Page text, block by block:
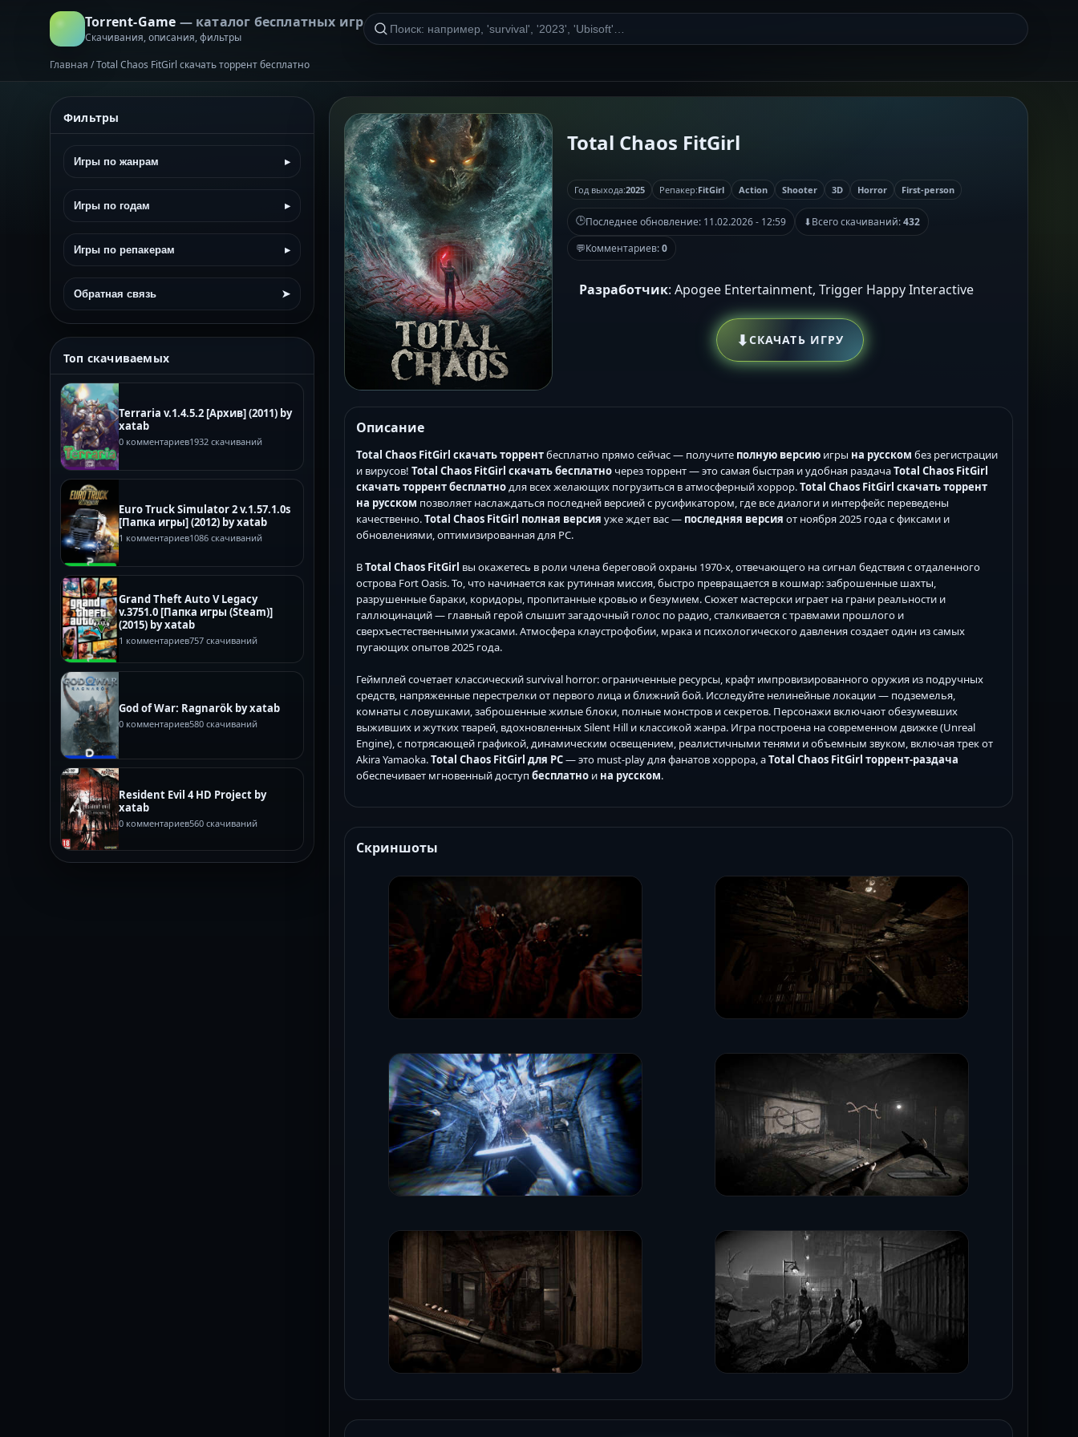
Torrent-Game — каталог бесплатных игр
Скачивания, описания, фильтры
Главная /Total Chaos FitGirl скачать торрент бесплатно
Фильтры
Игры по жанрам ▸
Игры по годам ▸
Игры по репакерам ▸
Обратная связь ➤
Топ скачиваемых
Terraria v.1.4.5.2 [Архив] (2011) by
xatab
0 комментариев1932 скачиваний
Euro Truck Simulator 2 v.1.57.1.0s
[Папка игры] (2012) by xatab
1 комментариев1086 скачиваний
Grand Theft Auto V Legacy
v.3751.0 [Папка игры (Steam)]
(2015) by xatab
1 комментариев757 скачиваний
God of War: Ragnarök by xatab
0 комментариев580 скачиваний
Resident Evil 4 HD Project by
xatab
0 комментариев560 скачиваний
Total Chaos FitGirl
Год выхода:2025 Репакер:FitGirl Action Shooter 3D Horror First-person
🕒Последнее обновление: 11.02.2026 - 12:59 ⬇Всего скачиваний:432
💬Комментариев:0
Разработчик: Apogee Entertainment, Trigger Happy Interactive
⬇СКАЧАТЬ ИГРУ
Описание
Total Chaos FitGirl скачать торрентбесплатно прямо сейчас — получите полную версию игры на русском без регистрации
и вирусов! Total Chaos FitGirl скачать бесплатно через торрент — это самая быстрая и удобная раздачаTotal Chaos FitGirl
скачать торрент бесплатнодля всех желающих погрузиться в атмосферный хоррор.Total Chaos FitGirl скачать торрент
на русском позволяет наслаждаться последней версией с русификатором, где все диалоги и интерфейс переведены
качественно.Total Chaos FitGirl полная версия уже ждет вас — последняя версия от ноября 2025 года с фиксами и
обновлениями, оптимизированная для PC.
ВTotal Chaos FitGirl вы окажетесь в роли члена береговой охраны 1970-х, отвечающего на сигнал бедствия с отдаленного
острова Fort Oasis. То, что начинается как рутинная миссия, быстро превращается в кошмар: заброшенные шахты,
разрушенные бараки, коридоры, пропитанные кровью и безумием. Сюжет мастерски играет на грани реальности и
галлюцинаций — главный герой слышит загадочный голос по радио, сталкивается с травмами прошлого и
сверхъестественными ужасами. Атмосфера клаустрофобии, мрака и психологического давления создает один из самых
пугающих опытов 2025 года.
Геймплей сочетает классический survival horror: ограниченные ресурсы, крафт импровизированного оружия из подручных
средств, напряженные перестрелки от первого лица и ближний бой. Исследуйте нелинейные локации — подземелья,
комнаты с ловушками, заброшенные жилые блоки, полные монстров и секретов. Персонажи включают обезумевших
выживших и жутких тварей, вдохновленных Silent Hill и классикой жанра. Игра построена на современном движке (Unreal
Engine), с потрясающей графикой, динамическим освещением, реалистичными тенями и объемным звуком, включая трек от
Akira Yamaoka.Total Chaos FitGirl для PC— это must-play для фанатов хоррора, аTotal Chaos FitGirl торрент-раздача
обеспечивает мгновенный доступ бесплатно и на русском.
Скриншоты